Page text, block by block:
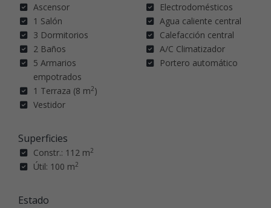
Ascensor
1 Salón
3 Dormitorios
2 Baños
5 Armarios
empotrados
1 Terraza (8 m2)
Vestidor
Superficies
Constr.: 112 m2
Útil: 100 m2
Estado
Electrodomésticos
Agua caliente central
Calefacción central
A/C Climatizador
Portero automático